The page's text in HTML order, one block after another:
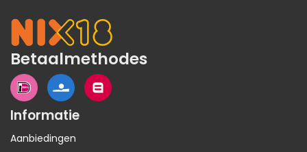
Betaalmethodes
Informatie
Aanbiedingen